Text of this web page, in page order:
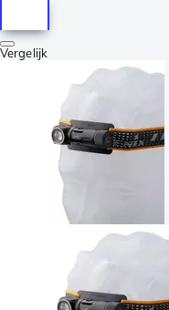
Vergelijk